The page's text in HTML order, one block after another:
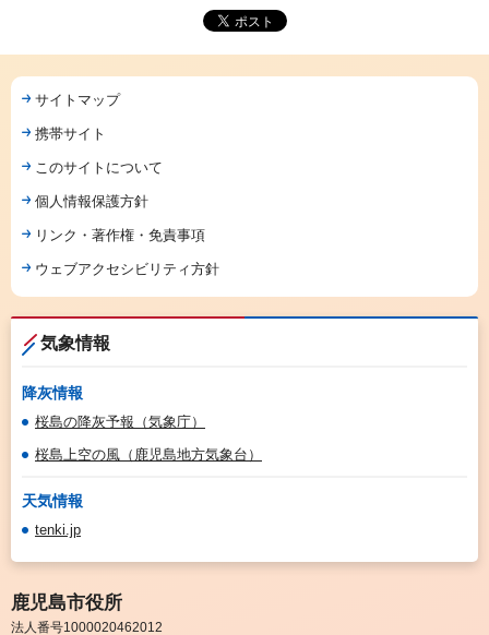
サイトマップ
携帯サイト
このサイトについて
個人情報保護方針
リンク・著作権・免責事項
ウェブアクセシビリティ方針
気象情報
降灰情報
桜島の降灰予報（気象庁）
桜島上空の風（鹿児島地方気象台）
天気情報
tenki.jp
鹿児島市役所
法人番号1000020462012